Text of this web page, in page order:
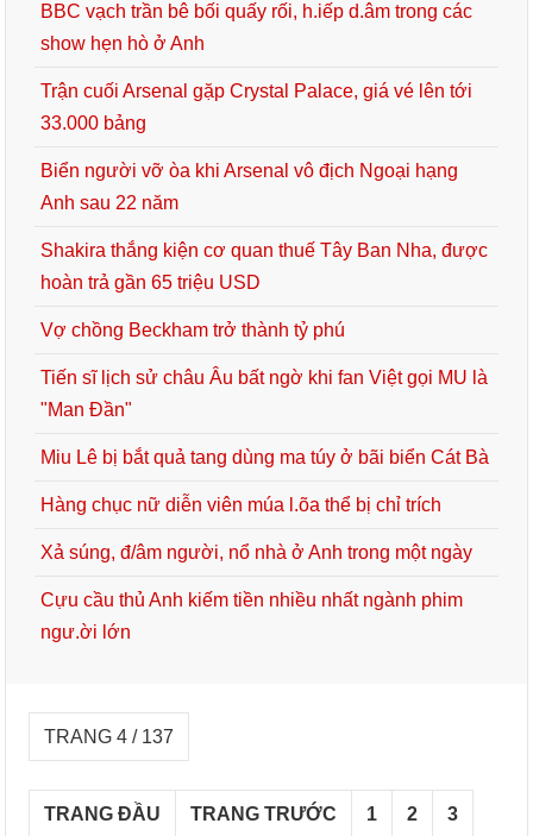
BBC vạch trần bê bối quấy rối, h.iếp d.âm trong các
show hẹn hò ở Anh
Trận cuối Arsenal gặp Crystal Palace, giá vé lên tới
33.000 bảng
Biển người vỡ òa khi Arsenal vô địch Ngoại hạng
Anh sau 22 năm
Shakira thắng kiện cơ quan thuế Tây Ban Nha, được
hoàn trả gần 65 triệu USD
Vợ chồng Beckham trở thành tỷ phú
Tiến sĩ lịch sử châu Âu bất ngờ khi fan Việt gọi MU là
"Man Đần"
Miu Lê bị bắt quả tang dùng ma túy ở bãi biển Cát Bà
Hàng chục nữ diễn viên múa l.õa thể bị chỉ trích
Xả súng, đ/âm người, nổ nhà ở Anh trong một ngày
Cựu cầu thủ Anh kiếm tiền nhiều nhất ngành phim
ngư.ời lớn
TRANG 4 / 137
TRANG ĐẦU TRANG TRƯỚC 1 2 3